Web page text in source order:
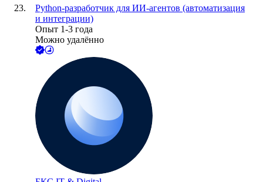
Python-разработчик для ИИ-агентов (автоматизация
и интеграции)
Опыт 1-3 года
Можно удалённо